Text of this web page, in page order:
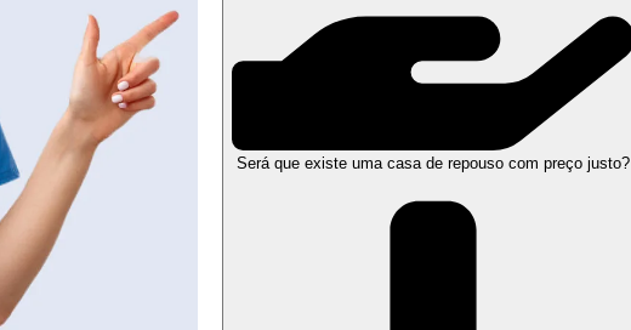
Será que existe uma casa de repouso com preço justo?